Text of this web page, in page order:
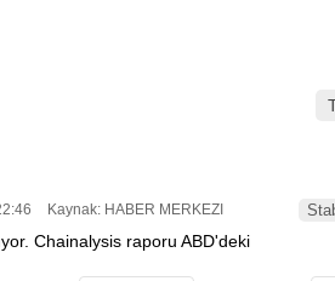
Kaynak: HABER MERKEZI